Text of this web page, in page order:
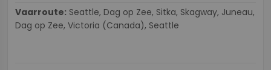
Vaarroute:
Dag op Zee, Victoria (Canada), Seattle